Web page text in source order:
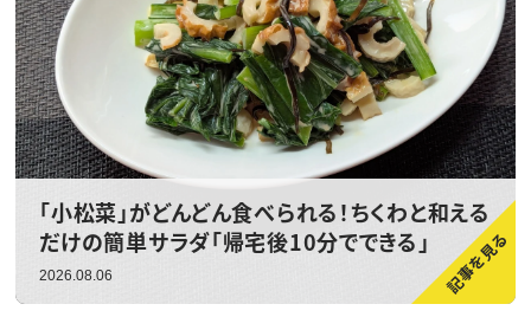
「小松菜」がどんどん食べられる！ちくわと和える
だけの簡単サラダ「帰宅後10分でできる」
2026.08.06